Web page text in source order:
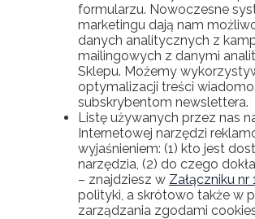
formularzu. Nowoczesne
marketingu dają nam
danych analitycznych z
mailingowych z danymi
Sklepu. Możemy
optymalizacji treści
subskrybentom newslettera.
Listę używanych przez nas
Internetowej narzędzi
wyjaśnieniem: (1) kto jest
narzędzia, (2) do czego
– znajdziesz w Załączniku nr 1
polityki, a skrótowo także w
zarządzania zgodami